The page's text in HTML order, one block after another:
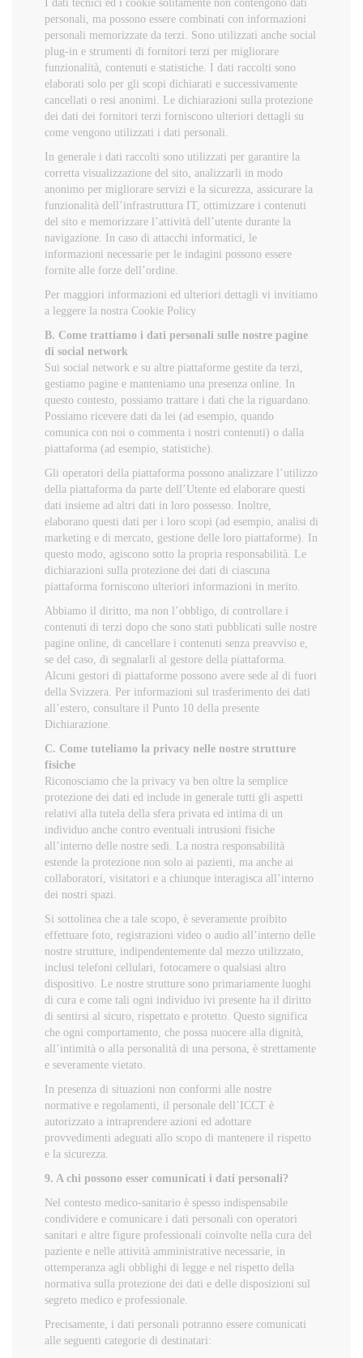
I dati tecnici ed i cookie solitamente non contengono dati
personali, ma possono essere combinati con informazioni
personali memorizzate da terzi. Sono utilizzati anche social
plug-in e strumenti di fornitori terzi per migliorare
funzionalità, contenuti e statistiche. I dati raccolti sono
elaborati solo per gli scopi dichiarati e successivamente
cancellati o resi anonimi. Le dichiarazioni sulla protezione
dei dati dei fornitori terzi forniscono ulteriori dettagli su
come vengono utilizzati i dati personali.
In generale i dati raccolti sono utilizzati per garantire la
corretta visualizzazione del sito, analizzarli in modo
anonimo per migliorare servizi e la sicurezza, assicurare la
funzionalità dell’infrastruttura IT, ottimizzare i contenuti
del sito e memorizzare l’attività dell’utente durante la
navigazione. In caso di attacchi informatici, le
informazioni necessarie per le indagini possono essere
fornite alle forze dell’ordine.
Per maggiori informazioni ed ulteriori dettagli vi invitiamo
a leggere la nostra Cookie Policy
B. Come trattiamo i dati personali sulle nostre pagine
di social network
Sui social network e su altre piattaforme gestite da terzi,
gestiamo pagine e manteniamo una presenza online. In
questo contesto, possiamo trattare i dati che la riguardano.
Possiamo ricevere dati da lei (ad esempio, quando
comunica con noi o commenta i nostri contenuti) o dalla
piattaforma (ad esempio, statistiche).
Gli operatori della piattaforma possono analizzare l’utilizzo
della piattaforma da parte dell’Utente ed elaborare questi
dati insieme ad altri dati in loro possesso. Inoltre,
elaborano questi dati per i loro scopi (ad esempio, analisi di
marketing e di mercato, gestione delle loro piattaforme). In
questo modo, agiscono sotto la propria responsabilità. Le
dichiarazioni sulla protezione dei dati di ciascuna
piattaforma forniscono ulteriori informazioni in merito.
Abbiamo il diritto, ma non l’obbligo, di controllare i
contenuti di terzi dopo che sono stati pubblicati sulle nostre
pagine online, di cancellare i contenuti senza preavviso e,
se del caso, di segnalarli al gestore della piattaforma.
Alcuni gestori di piattaforme possono avere sede al di fuori
della Svizzera. Per informazioni sul trasferimento dei dati
all’estero, consultare il Punto 10 della presente
Dichiarazione.
C. Come tuteliamo la privacy nelle nostre strutture
fisiche
Riconosciamo che la privacy va ben oltre la semplice
protezione dei dati ed include in generale tutti gli aspetti
relativi alla tutela della sfera privata ed intima di un
individuo anche contro eventuali intrusioni fisiche
all’interno delle nostre sedi. La nostra responsabilità
estende la protezione non solo ai pazienti, ma anche ai
collaboratori, visitatori e a chiunque interagisca all’interno
dei nostri spazi.
Si sottolinea che a tale scopo, è severamente proibito
effettuare foto, registrazioni video o audio all’interno delle
nostre strutture, indipendentemente dal mezzo utilizzato,
inclusi telefoni cellulari, fotocamere o qualsiasi altro
dispositivo. Le nostre strutture sono primariamente luoghi
di cura e come tali ogni individuo ivi presente ha il diritto
di sentirsi al sicuro, rispettato e protetto. Questo significa
che ogni comportamento, che possa nuocere alla dignità,
all’intimità o alla personalità di una persona, è strettamente
e severamente vietato.
In presenza di situazioni non conformi alle nostre
normative e regolamenti, il personale dell’ICCT è
autorizzato a intraprendere azioni ed adottare
provvedimenti adeguati allo scopo di mantenere il rispetto
e la sicurezza.
9. A chi possono esser comunicati i dati personali?
Nel contesto medico-sanitario è spesso indispensabile
condividere e comunicare i dati personali con operatori
sanitari e altre figure professionali coinvolte nella cura del
paziente e nelle attività amministrative necessarie, in
ottemperanza agli obblighi di legge e nel rispetto della
normativa sulla protezione dei dati e delle disposizioni sul
segreto medico e professionale.
Precisamente, i dati personali potranno essere comunicati
alle seguenti categorie di destinatari: